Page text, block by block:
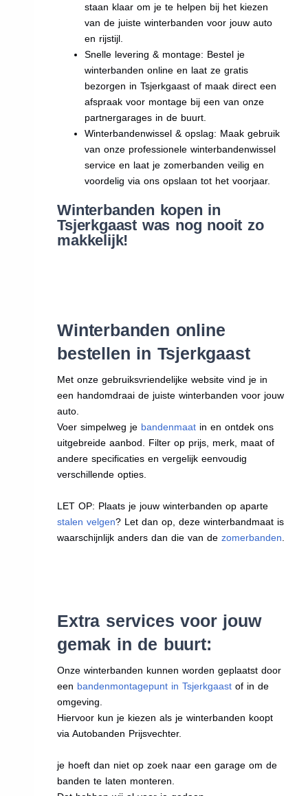
staan klaar om je te helpen bij het kiezen
van de juiste winterbanden voor jouw auto
en rijstijl.
Snelle levering & montage: Bestel je
winterbanden online en laat ze gratis
bezorgen in Tsjerkgaast of maak direct een
afspraak voor montage bij een van onze
partnergarages in de buurt.
Winterbandenwissel & opslag: Maak gebruik
van onze professionele winterbandenwissel
service en laat je zomerbanden veilig en
voordelig via ons opslaan tot het voorjaar.
Winterbanden kopen in
Tsjerkgaast was nog nooit zo
makkelijk!
Winterbanden online
bestellen in Tsjerkgaast
Met onze gebruiksvriendelijke website vind je in
een handomdraai de juiste winterbanden voor jouw
auto.
Voer simpelweg je bandenmaat in en ontdek ons
uitgebreide aanbod. Filter op prijs, merk, maat of
andere specificaties en vergelijk eenvoudig
verschillende opties.
LET OP: Plaats je jouw winterbanden op aparte
stalen velgen? Let dan op, deze winterbandmaat is
waarschijnlijk anders dan die van dezomerbanden
Extra services voor jouw
gemak in de buurt:
Onze winterbanden kunnen worden geplaatst door
een bandenmontagepunt in Tsjerkgaast of in de
omgeving.
Hiervoor kun je kiezen als je winterbanden koopt
via Autobanden Prijsvechter.
je hoeft dan niet op zoek naar een garage om de
banden te laten monteren.